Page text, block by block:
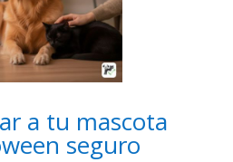
a tu mascota
seguro